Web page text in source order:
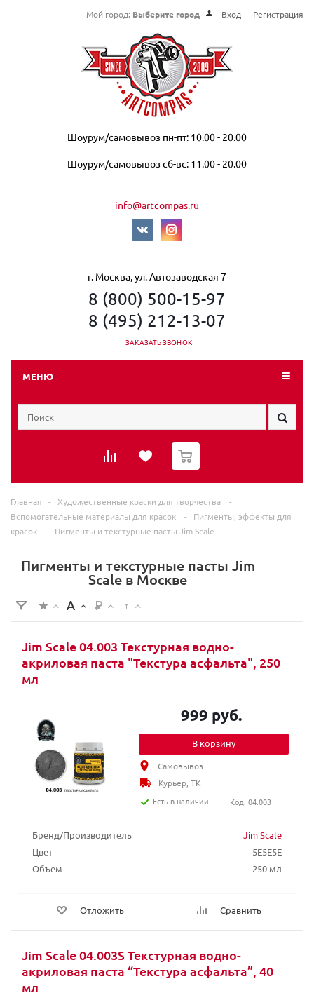
Мой город: Выберите город Вход Регистрация
Шоурум/самовывоз пн-пт: 10.00 - 20.00
Шоурум/самовывоз сб-вс: 11.00 - 20.00
info@artcompas.ru
г. Москва, ул. Автозаводская 7
8 (800) 500-15-97
8 (495) 212-13-07
ЗАКАЗАТЬ ЗВОНОК
МЕНЮ
0
Главная - Художественные краски для творчества
-
Вспомогательные материалы для красок
-
Пигменты, эффекты для
красок
- Пигменты и текстурные пасты Jim Scale
Пигменты и текстурные пасты Jim
Scale в Москве
Jim Scale 04.003 Текстурная водно-
акриловая паста "Текстура асфальта", 250
мл
Бренд/Производитель
Jim Scale
Цвет
5E5E5E
Объем
250 мл
Отложить Сравнить
999 руб.
В корзину
Самовывоз
Курьер, ТК
Есть в наличии
Код: 04.003
Jim Scale 04.003S Текстурная водно-
акриловая паста “Текстура асфальта”, 40
мл